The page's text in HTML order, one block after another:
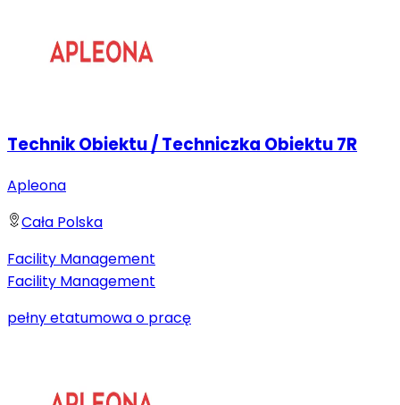
Technik Obiektu / Techniczka Obiektu 7R
Apleona
Cała Polska
Facility Management
Facility Management
pełny etatumowa o pracę